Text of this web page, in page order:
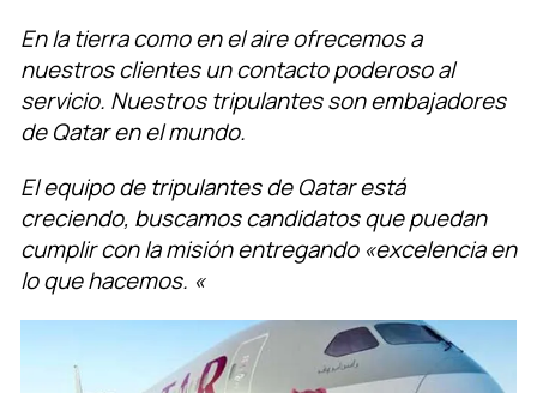
En la tierra como en el aire ofrecemos a
nuestros clientes un contacto poderoso al
servicio. Nuestros tripulantes son embajadores
de Qatar en el mundo.
El equipo de tripulantes de Qatar está
creciendo, buscamos candidatos que puedan
cumplir con la misión entregando «excelencia en
lo que hacemos. «